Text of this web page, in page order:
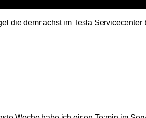
die demnächst im Tesla